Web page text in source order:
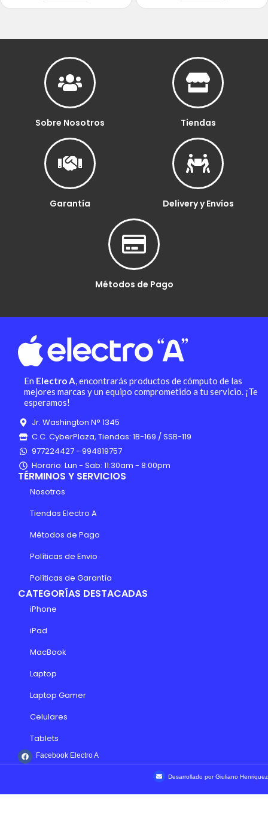
Sobre Nosotros Tiendas
Garantía Delivery y Envíos
Métodos de Pago
En Electro A, encontrarás productos de cómputo de las
mejores marcas y un equipo comprometido a tu servicio. ¡Te
esperamos!
Jr. Washington N° 1345
C.C. CyberPlaza, Tiendas: 1B-169 / SSB-119
977224427 - 994819757
Horario: Lun - Sab: 11:30am - 8:00pm
TÉRMINOS Y SERVICIOS
Nosotros
Tiendas Electro A
Métodos de Pago
Políticas de Envio
Políticas de Garantía
CATEGORÍAS DESTACADAS
iPhone
iPad
MacBook
Laptop
Laptop Gamer
Celulares
Tablets
Facebook Electro A
Desarrollado por Giuliano Henriquez